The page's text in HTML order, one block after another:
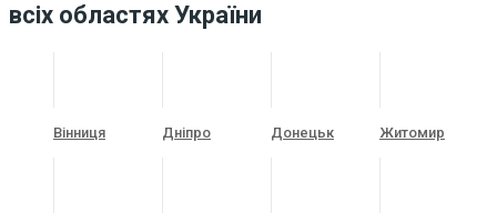
всіх областях України
Вінниця Дніпро Донецьк Житомир